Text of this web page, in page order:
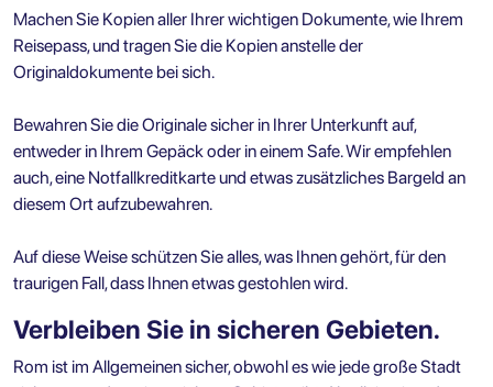
Machen Sie Kopien aller Ihrer wichtigen Dokumente, wie Ihrem
Reisepass, und tragen Sie die Kopien anstelle der
Originaldokumente bei sich.
Bewahren Sie die Originale sicher in Ihrer Unterkunft auf,
entweder in Ihrem Gepäck oder in einem Safe. Wir empfehlen
auch, eine Notfallkreditkarte und etwas zusätzliches Bargeld an
diesem Ort aufzubewahren.
Auf diese Weise schützen Sie alles, was Ihnen gehört, für den
traurigen Fall, dass Ihnen etwas gestohlen wird.
Verbleiben Sie in sicheren Gebieten.
Rom ist im Allgemeinen sicher, obwohl es wie jede große Stadt